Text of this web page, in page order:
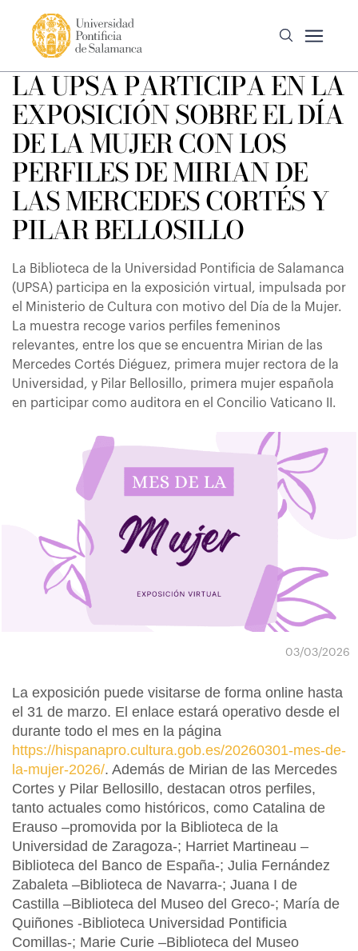
LA UPSA PARTICIPA EN LA
EXPOSICIÓN SOBRE EL DÍA
DE LA MUJER CON LOS
PERFILES DE MIRIAN DE
LAS MERCEDES CORTÉS Y
PILAR BELLOSILLO
La Biblioteca de la Universidad Pontificia de Salamanca
(UPSA) participa en la exposición virtual, impulsada por
el Ministerio de Cultura con motivo del Día de la Mujer.
La muestra recoge varios perfiles femeninos
relevantes, entre los que se encuentra Mirian de las
Mercedes Cortés Diéguez, primera mujer rectora de la
Universidad, y Pilar Bellosillo, primera mujer española
en participar como auditora en el Concilio Vaticano II.
03/03/2026
La exposición puede visitarse de forma online hasta
el 31 de marzo. El enlace estará operativo desde el
durante todo el mes en la página
https://hispanapro.cultura.gob.es/20260301-mes-de-
la-mujer-2026/. Además de Mirian de las Mercedes
Cortes y Pilar Bellosillo, destacan otros perfiles,
tanto actuales como históricos, como Catalina de
Erauso –promovida por la Biblioteca de la
Universidad de Zaragoza-; Harriet Martineau –
Biblioteca del Banco de España-; Julia Fernández
Zabaleta –Biblioteca de Navarra-; Juana I de
Castilla –Biblioteca del Museo del Greco-; María de
Quiñones -Biblioteca Universidad Pontificia
Comillas-; Marie Curie –Biblioteca del Museo